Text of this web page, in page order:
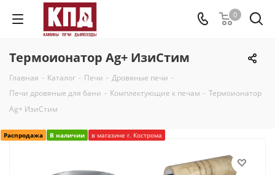
0
Термоионатор Ag+ ИзиСтим
Главная - Каталог - Печи - Дровяные печи -
Печи дровяные для бани - Комплектующие к печам - Термоионатор
Ag+ ИзиСтим
Распродажа В наличии в магазине г. Кострома